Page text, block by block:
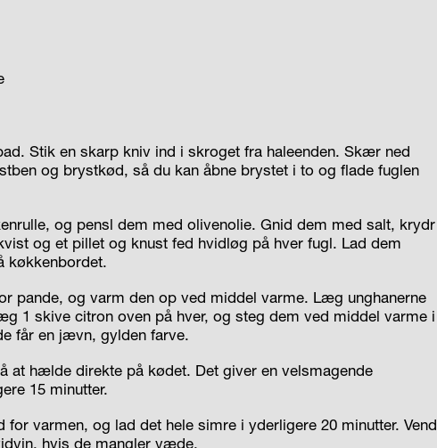
Stik en skarp kniv ind i skroget fra haleenden. Skær ned
og brystkød, så du kan åbne brystet i to og flade fuglen
og pensl dem med olivenolie. Gnid dem med salt, krydr
og et pillet og knust fed hvidløg på hver fugl. Lad dem
køkkenbordet.
pande, og varm den op ved middel varme. Læg unghanerne
1 skive citron oven på hver, og steg dem ved middel varme i
får en jævn, gylden farve.
at hælde direkte på kødet. Det giver en velsmagende
15 minutter.
varmen, og lad det hele simre i yderligere 20 minutter. Vend
hvis de mangler væde.